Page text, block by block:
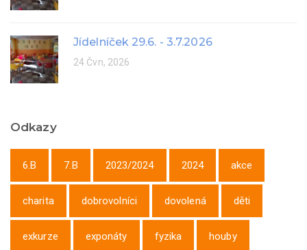
Jídelníček 29.6. - 3.7.2026
24 Čvn, 2026
Odkazy
6.B 7.B 2023/2024 2024 akce
charita dobrovolníci dovolená děti
exkurze exponáty fyzika houby